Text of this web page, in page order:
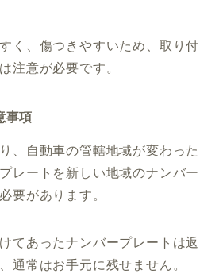
く、傷つきやすいため、取り付
注意が必要です。
事項
、自動車の管轄地域が変わった
レートを新しい地域のナンバー
要があります。
てあったナンバープレートは返
通常はお手元に残せません。